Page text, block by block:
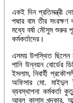
একই দিন প্রতিমন্ত্রী
পদ্মার বাম তীর
মধ্যে বর্ষা মৌসুম শুরুর
কর্মকর্তাদের।
এসময় উপস্থিত ছিলেন
পানি উন্নয়ন বোর্ডের
ইসলাম, নিবার্হী
অফিসার মো. মাইদুল
ব্যবস্থাপনা কর্মকর্তা
আবুল কালাম খন্দকার,